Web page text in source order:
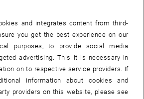
in der
wurde komplett renoviert und
der Oberflächen (Boden,
eine moderne Medientechnik.
wurde ebenfalls instand gesetzt
ausgestattet.
and integrates content from third-
you get the best experience on our
purposes, to provide social media
advertising. This it is necessary in
on to respective service providers. If
information about cookies and
providers on this website, please see